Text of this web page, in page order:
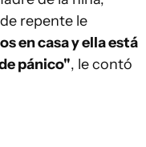
repente le
en casa y ella está
pánico", le contó